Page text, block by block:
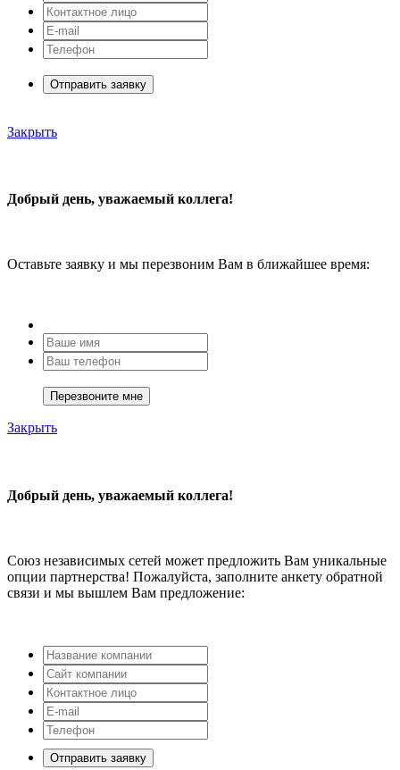
Отправить заявку
Закрыть
Добрый день, уважаемый коллега!
Оставьте заявку и мы перезвоним Вам в ближайшее время:
Закрыть
Добрый день, уважаемый коллега!
Союз независимых сетей может предложить Вам уникальные
опции партнерства! Пожалуйста, заполните анкету обратной
связи и мы вышлем Вам предложение:
Отправить заявку